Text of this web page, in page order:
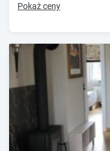
Pokaż ceny